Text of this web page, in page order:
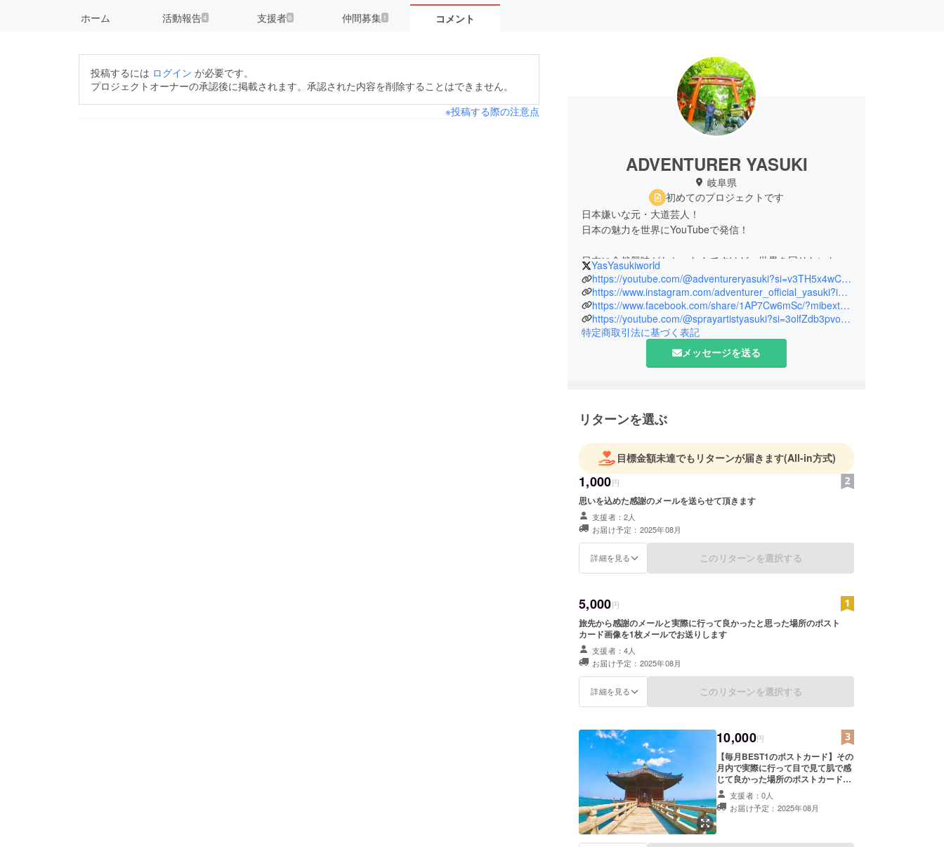
ホーム 活動報告4 支援者6 仲間募集 1 コメント
投稿するには ログイン が必要です。
プロジェクトオーナーの承認後に掲載されます。承認された内容を削除することはできません。
※投稿する際の注意点
ADVENTURER YASUKI
岐阜県
初めてのプロジェクトです
日本嫌いな元・大道芸人！
日本の魅力を世界にYouTubeで発信！
日本に全然興味がなかったんですけど、世界を回りたいと
思った時にふと、日本も知らないのに世界を回ってどうする
んだって思って、今、自転車で日本を回る旅をしています！
そこでの感動、興奮、妄想を世界にYouTubeで発信して見て
くれる人も一緒に日本の魅力を感じて欲しいと思っていま
YasYasukiworld
https://youtube.com/@adventureryasuki?si=v3TH5x4wC-WanAZQ
https://www.instagram.com/adventurer_official_yasuki?igsh=ZXF2dWpmc2VucGsy&utm_source=qr
https://www.facebook.com/share/1AP7Cw6mSc/?mibextid=wwXIfr
https://youtube.com/@sprayartistyasuki?si=3olfZdb3pvo3Vcsx
特定商取引法に基づく表記
メッセージを送る
リターンを選ぶ
目標金額未達でもリターンが届きます(All-in方式)
1,000円
思いを込めた感謝のメールを送らせて頂きます
支援者：2人
お届け予定：2025年08月
詳細を見る このリターンを選択する
5,000円
旅先から感謝のメールと実際に行って良かったと思った場所のポスト
カード画像を1枚メールでお送りします
支援者：4人
お届け予定：2025年08月
詳細を見る このリターンを選択する
10,000円
【毎月BEST1のポストカード】その
月内で実際に行って目で見て肌で感
じて良かった場所のポストカード画
像を半年間、毎月末にメールでお送
りします
支援者：0人
お届け予定：2025年08月